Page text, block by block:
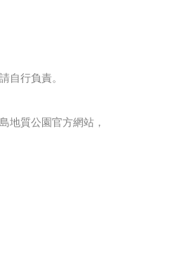
自行負責。
地質公園官方網站，